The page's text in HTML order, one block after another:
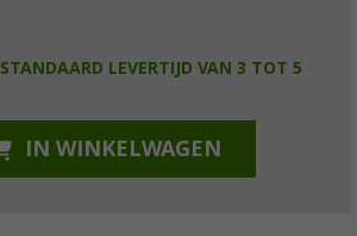
STANDAARD LEVERTIJD VAN 3 TOT 5
IN WINKELWAGEN